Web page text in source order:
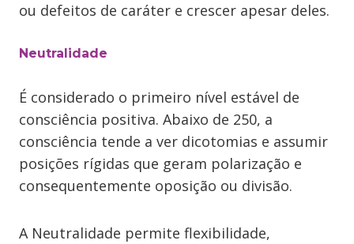
ou defeitos de caráter e crescer apesar deles.
Neutralidade
É considerado o primeiro nível estável de
consciência positiva. Abaixo de 250, a
consciência tende a ver dicotomias e assumir
posições rígidas que geram polarização e
consequentemente oposição ou divisão.
A Neutralidade permite flexibilidade,